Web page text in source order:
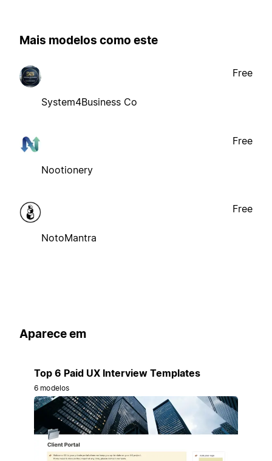
Mais modelos como este
System4Business Co
Free
Nootionery
Free
NotoMantra
Free
Aparece em
Top 6 Paid UX Interview Templates
6 modelos